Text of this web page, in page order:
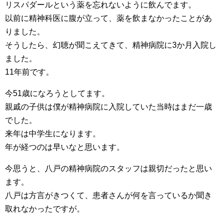
リスパダールという薬を忘れないように飲んでます。
以前に精神科医に腹が立って、薬を飲まなかったことがあ
りました。
そうしたら、幻聴が聞こえてきて、精神病院に3か月入院し
ました。
11年前です。
今51歳になろうとしてます。
親戚の子供は僕が精神病院に入院していた当時はまだ一歳
でした。
来年は中学生になります。
年が経つのは早いなと思います。
今思うと、八戸の精神病院のスタッフは親切だったと思い
ます。
八戸は方言がきつくて、患者さんが何を言っているか聞き
取れなかったですが。